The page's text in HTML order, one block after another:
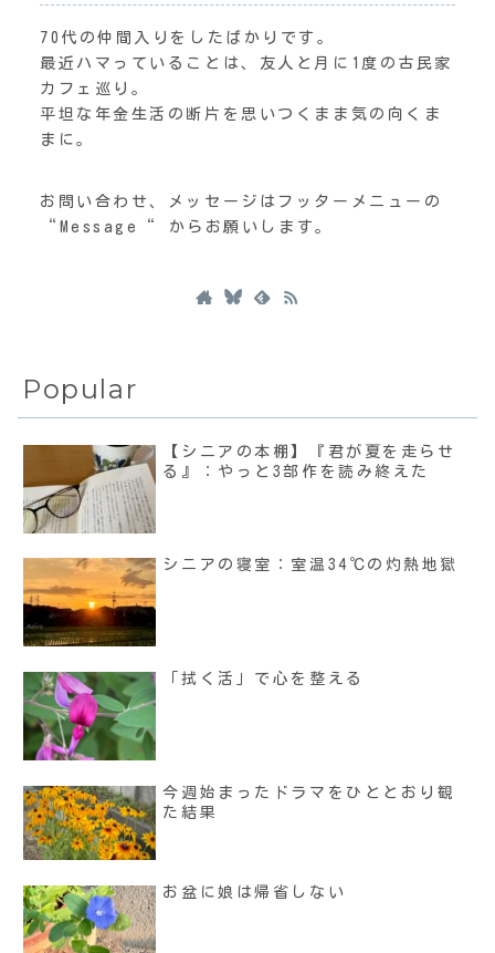
70代の仲間入りをしたばかりです。
最近ハマっていることは、友人と月に1度の古民家
カフェ巡り。
平坦な年金生活の断片を思いつくまま気の向くま
まに。
お問い合わせ、メッセージはフッターメニューの
“Message“ からお願いします。
Popular
【シニアの本棚】『君が夏を走らせ
る』：やっと3部作を読み終えた
シニアの寝室：室温34℃の灼熱地獄
「拭く活」で心を整える
今週始まったドラマをひととおり観
た結果
お盆に娘は帰省しない